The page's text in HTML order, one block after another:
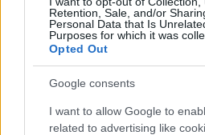
Retention, Sale, and/or
Personal Data that Is
Purposes for which it was
Opted Out
Google consents
I want to allow Google to
related to advertising like
Μάθε πρώτος όλες
ειδήσεις.
Βάλε το proson.gr
αναζήτησης της